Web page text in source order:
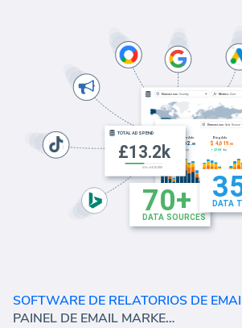
SOFTWARE DE RELATORIOS DE
PAINEL DE EMAIL MARKETING DO MAILCHIMP